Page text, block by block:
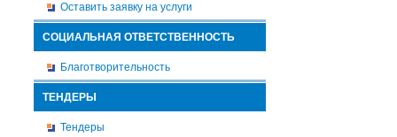
Оставить заявку на услуги
СОЦИАЛЬНАЯ ОТВЕТСТВЕННОСТЬ
Благотворительность
ТЕНДЕРЫ
Тендеры